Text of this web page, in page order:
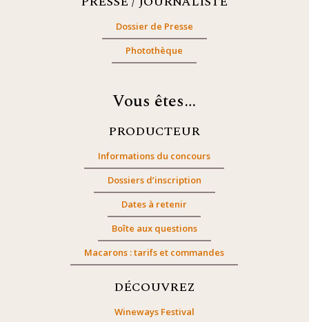
Dossier de Presse
Photothèque
Vous êtes…
PRODUCTEUR
Informations du concours
Dossiers d’inscription
Dates à retenir
Boîte aux questions
Macarons : tarifs et commandes
DÉCOUVREZ
Wineways Festival